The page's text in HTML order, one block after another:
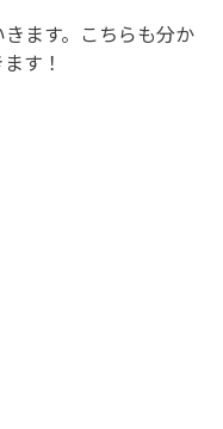
ます。こちらも分か
す！